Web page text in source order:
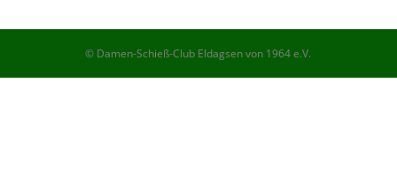
© Damen-Schieß-Club Eldagsen von 1964 e.V.